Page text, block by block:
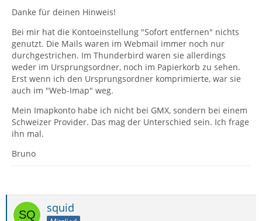
Danke für deinen Hinweis!
Bei mir hat die Kontoeinstellung "Sofort entfernen" nichts
genutzt. Die Mails waren im Webmail immer noch nur
durchgestrichen. Im Thunderbird waren sie allerdings
weder im Ursprungsordner, noch im Papierkorb zu sehen.
Erst wenn ich den Ursprungsordner komprimierte, war sie
auch im "Web-Imap" weg.
Mein Imapkonto habe ich nicht bei GMX, sondern bei einem
Schweizer Provider. Das mag der Unterschied sein. Ich frage
ihn mal.
Bruno
squid